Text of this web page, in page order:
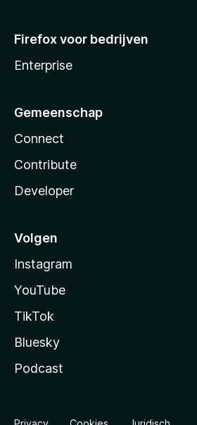
Firefox voor bedrijven
Enterprise
Gemeenschap
Connect
Contribute
Developer
Volgen
Instagram
YouTube
TikTok
Bluesky
Podcast